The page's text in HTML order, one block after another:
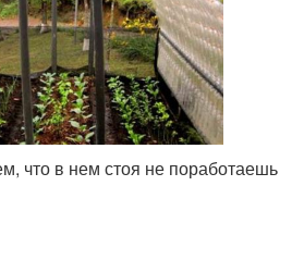
что в нем стоя не поработаешь